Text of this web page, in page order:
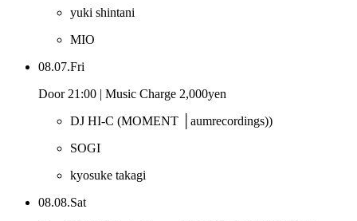
yuki shintani
MIO
08.07.Fri
Door 21:00 | Music Charge 2,000yen
DJ HI-C (MOMENT │aumrecordings))
SOGI
kyosuke takagi
08.08.Sat